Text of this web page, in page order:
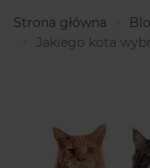
Strona główna
Jakiego kota